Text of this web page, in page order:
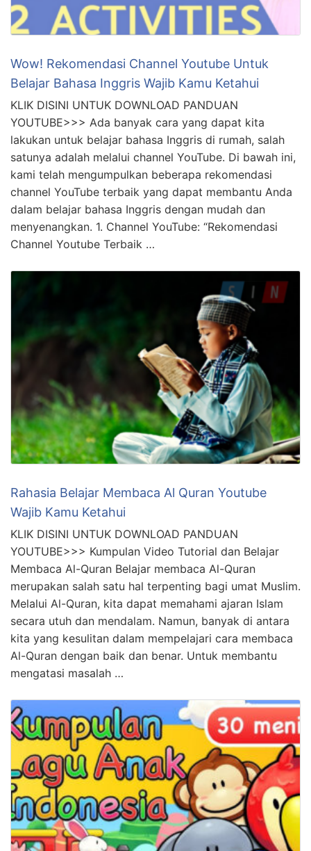
Wow! Rekomendasi Channel Youtube Untuk
Belajar Bahasa Inggris Wajib Kamu Ketahui
KLIK DISINI UNTUK DOWNLOAD PANDUAN
YOUTUBE>>> Ada banyak cara yang dapat kita
lakukan untuk belajar bahasa Inggris di rumah, salah
satunya adalah melalui channel YouTube. Di bawah ini,
kami telah mengumpulkan beberapa rekomendasi
channel YouTube terbaik yang dapat membantu Anda
dalam belajar bahasa Inggris dengan mudah dan
menyenangkan. 1. Channel YouTube: “Rekomendasi
Channel Youtube Terbaik …
Rahasia Belajar Membaca Al Quran Youtube
Wajib Kamu Ketahui
KLIK DISINI UNTUK DOWNLOAD PANDUAN
YOUTUBE>>> Kumpulan Video Tutorial dan Belajar
Membaca Al-Quran Belajar membaca Al-Quran
merupakan salah satu hal terpenting bagi umat Muslim.
Melalui Al-Quran, kita dapat memahami ajaran Islam
secara utuh dan mendalam. Namun, banyak di antara
kita yang kesulitan dalam mempelajari cara membaca
Al-Quran dengan baik dan benar. Untuk membantu
mengatasi masalah …